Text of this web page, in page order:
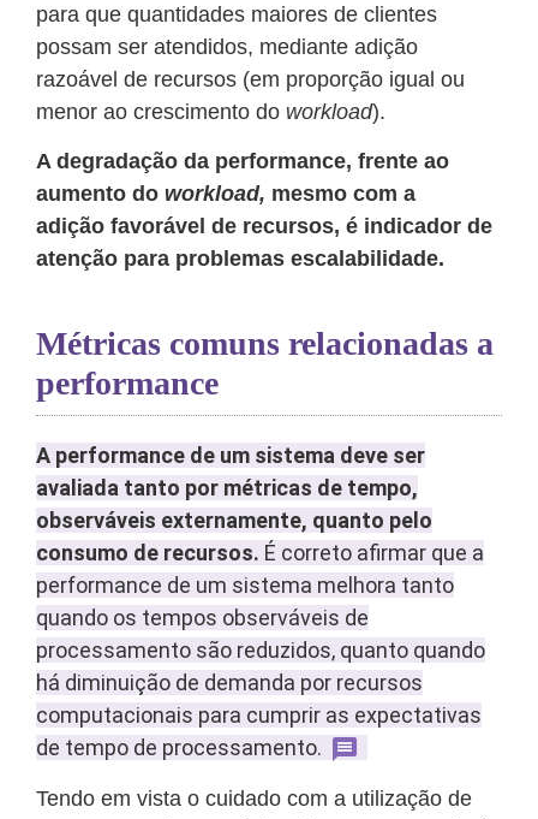
para que quantidades maiores de clientes
possam ser atendidos, mediante adição
razoável de recursos (em proporção igual ou
menor ao crescimento do workload).
A degradação da performance, frente ao
aumento do workload, mesmo com a
adição favorável de recursos, é indicador de
atenção para problemas escalabilidade.
Métricas comuns relacionadas a
performance
A performance de um sistema deve ser
avaliada tanto por métricas de tempo,
observáveis externamente, quanto pelo
consumo de recursos. É correto afirmar que a
performance de um sistema melhora tanto
quando os tempos observáveis de
processamento são reduzidos, quanto quando
há diminuição de demanda por recursos
computacionais para cumprir as expectativas
de tempo de processamento.
Tendo em vista o cuidado com a utilização de